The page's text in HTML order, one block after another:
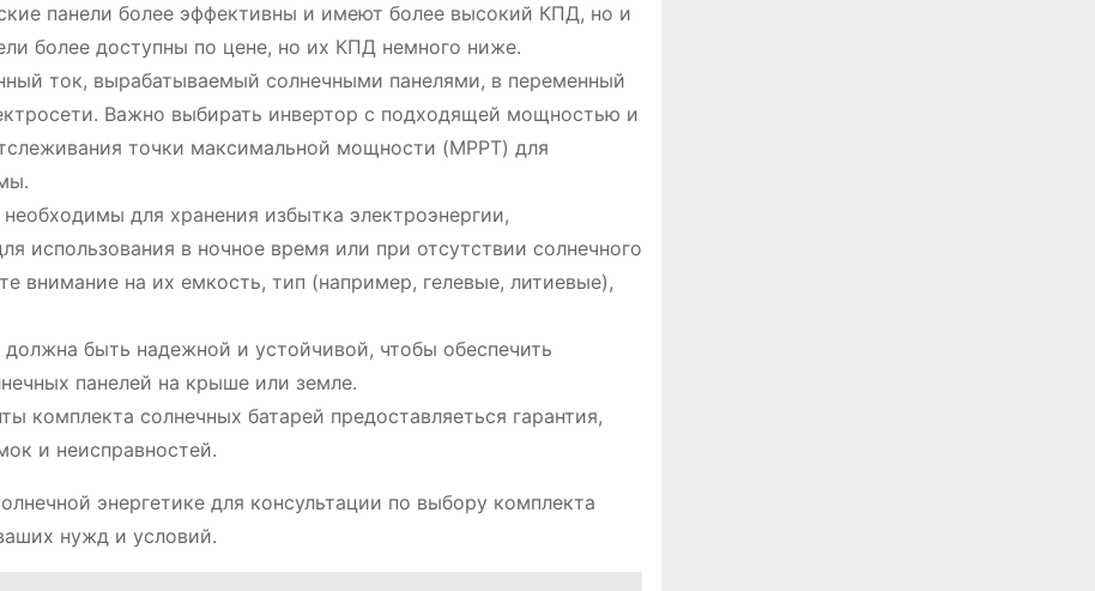
панели более эффективны и имеют более высокий КПД, но и
более доступны по цене, но их КПД немного ниже.
ток, вырабатываемый солнечными панелями, в переменный
Важно выбирать инвертор с подходящей мощностью и
точки максимальной мощности (MPPT) для
для хранения избытка электроэнергии,
использования в ночное время или при отсутствии солнечного
внимание на их емкость, тип (например, гелевые, литиевые),
быть надежной и устойчивой, чтобы обеспечить
панелей на крыше или земле.
комплекта солнечных батарей предоставляеться гарантия,
и неисправностей.
энергетике для консультации по выбору комплекта
нужд и условий.